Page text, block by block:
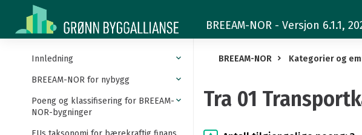
Tra
01
Transportkartlegging
mobilitetsplan
BREEAM-NOR - Versjon 6.1.1,
Innledning
BREEAM-NOR for nybygg
Poeng og klassifisering for BREEAM-
NOR-bygninger
BREEAM-NOR Kategorier og
Tra 01